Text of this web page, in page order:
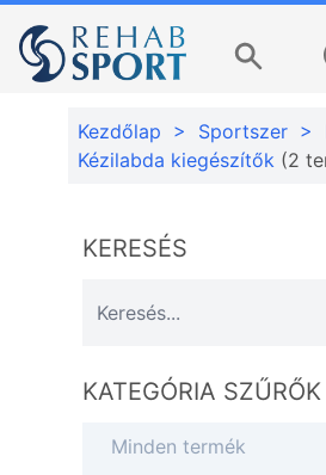
Kezdőlap > Sportszer >
Kézilabda kiegészítők (2
KERESÉS
KATEGÓRIA SZŰRŐK
Minden termék